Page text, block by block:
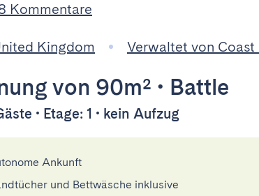
Kommentare
Kingdom Verwaltet von
von 90m² • Battle
• Etage: 1 • kein Aufzug
Ankunft
und Bettwäsche inklusive